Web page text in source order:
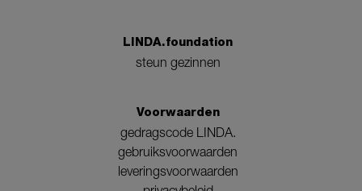
LINDA.foundation
steun gezinnen
Voorwaarden
gedragscode LINDA.
gebruiksvoorwaarden
leveringsvoorwaarden